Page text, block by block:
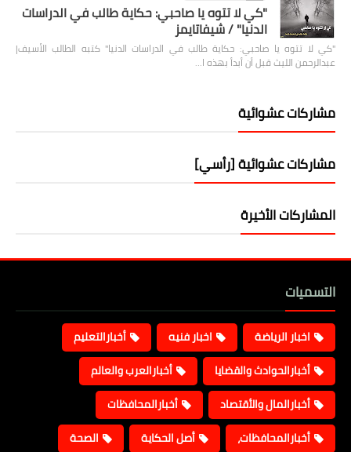
"كي لا تتوه يا صاحبي: حكاية طالب في الدراسات
الدنيا" / شيفاتايمز
"كي لا تتوه يا صاحبي: حكاية طالب في الدراسات الدنيا" كتبه الطالب الأسيف|
عبدالرحمن الليث قبل أن أبدأ بهذه ا…
مشاركات عشوائية
مشاركات عشوائية [رأسي]
المشاركات الأخيرة
التسميات
اخبار الرياضة اخبار فنيه
أخبارالتعليم
أخبارالحوادث والقضايا
أخبارالعرب والعالم
أخبارالمال والأقتصاد
أخبارالمحافظات
أخبارالمحافظات،
أصل الحكاية
الصحة